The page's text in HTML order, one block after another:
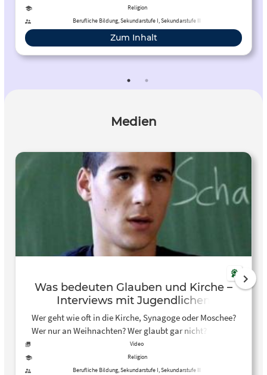
Religion
Berufliche Bildung, Sekundarstufe I, Sekundarstufe II
Zum Inhalt
Medien
Was bedeuten Glauben und Kirche –
Interviews mit Jugendlichen
Wer geht wie oft in die Kirche, Synagoge oder Moschee?
Wer nur an Weihnachten? Wer glaubt gar nicht? Welche
Bedeutung hat der Glauben?
Video
Religion
Berufliche Bildung, Sekundarstufe I, Sekundarstufe II